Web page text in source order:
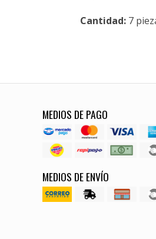
Cantidad:7
MEDIOS DE PAGO
MEDIOS DE ENVÍO